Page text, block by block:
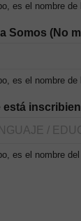
es el nombre
Somos (No
es el nombre de
está
es el nombre